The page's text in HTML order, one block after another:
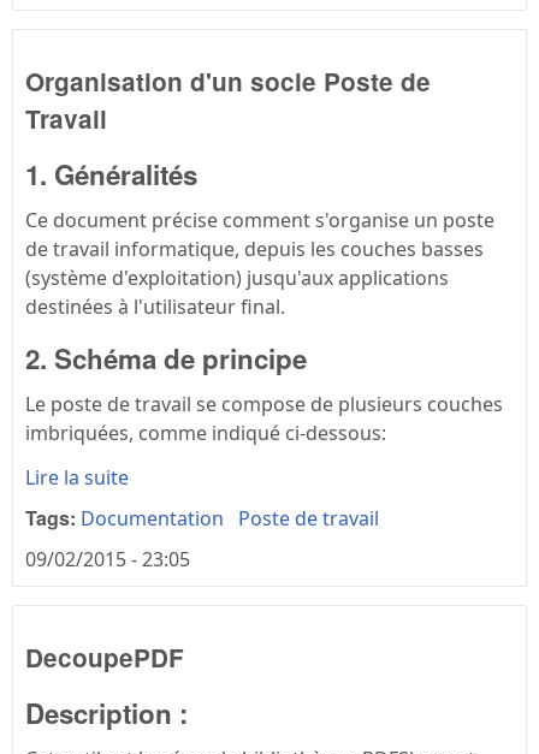
Organisation d'un socle Poste de
Travail
1. Généralités
Ce document précise comment s'organise un poste
de travail informatique, depuis les couches basses
(système d'exploitation) jusqu'aux applications
destinées à l'utilisateur final.
2. Schéma de principe
Le poste de travail se compose de plusieurs couches
imbriquées, comme indiqué ci-dessous:
Lire la suite
Tags: Documentation
Poste de travail
09/02/2015 - 23:05
DecoupePDF
Description :